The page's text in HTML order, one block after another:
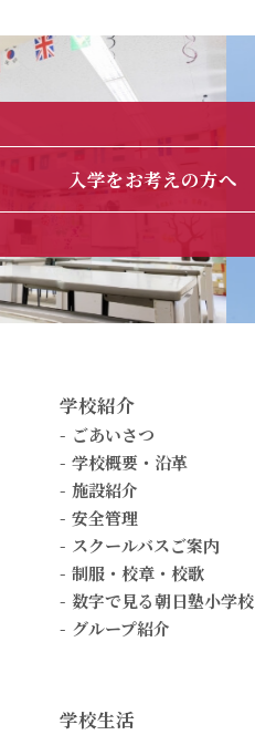
入学をお考えの方へ
学校紹介
ごあいさつ
学校概要・沿革
施設紹介
安全管理
スクールバスご案内
制服・校章・校歌
数字で見る朝日塾小学校
グループ紹介
学校生活